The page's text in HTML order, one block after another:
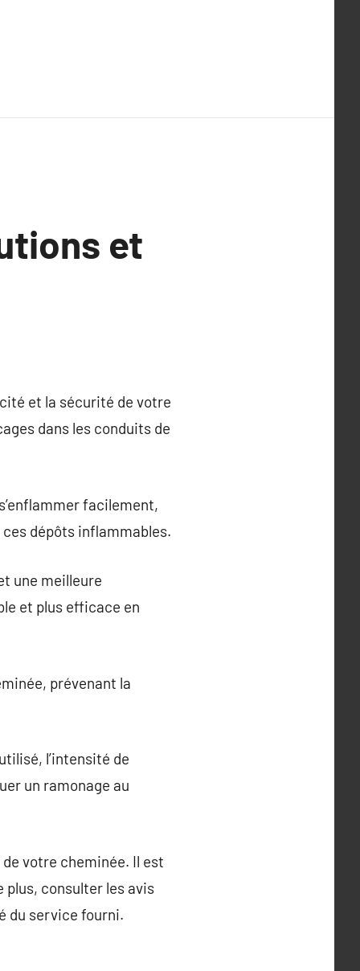
et
et la sécurité de votre
dans les conduits de
facilement,
dépôts inflammables.
une meilleure
et plus efficace en
prévenant la
l’intensité de
un ramonage au
votre cheminée. Il est
consulter les avis
du service fourni.